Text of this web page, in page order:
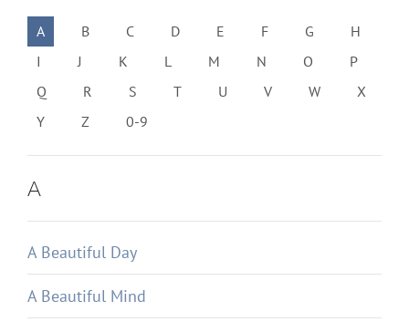
A B C D E F G
H
I
J K L M N O
P
Q
R S T U V W
X
Y
Z 0-9
A
A Beautiful Day
A Beautiful Mind